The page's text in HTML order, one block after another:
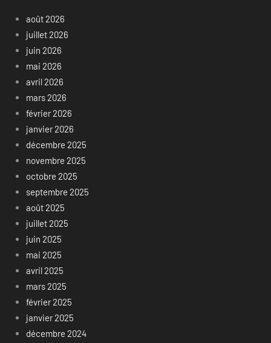
août 2026
juillet 2026
juin 2026
mai 2026
avril 2026
mars 2026
février 2026
janvier 2026
décembre 2025
novembre 2025
octobre 2025
septembre 2025
août 2025
juillet 2025
juin 2025
mai 2025
avril 2025
mars 2025
février 2025
janvier 2025
décembre 2024